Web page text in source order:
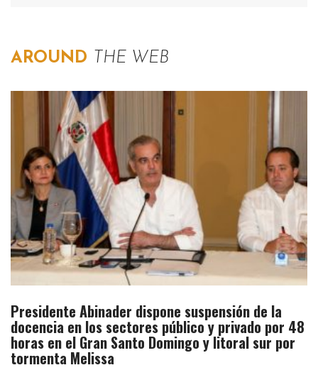
AROUND THE WEB
Presidente Abinader dispone suspensión de la
docencia en los sectores público y privado por 48
horas en el Gran Santo Domingo y litoral sur por
tormenta Melissa